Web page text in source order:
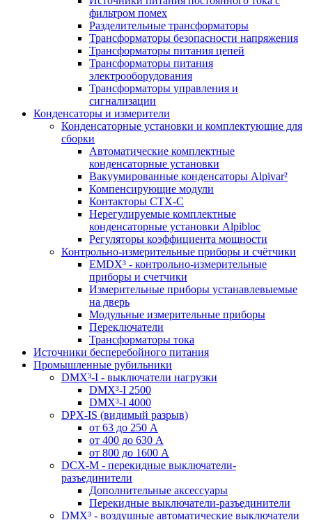
фильтром помех
Разделительные трансформаторы
Трансформаторы безопасности напряжения
Трансформаторы питания цепей
Трансформаторы питания
электрооборудования
Трансформаторы управления и
сигнализации
Конденсаторы и измерители
Конденсаторные установки и комплектующие для
сборки
Автоматические комплектные
конденсаторные установки
Вакуумированные конденсаторы Alpivar²
Компенсирующие модули
Контакторы CTX-C
Нерегулируемые комплектные
конденсаторные установки Alpibloc
Регуляторы коэффициента мощности
Контрольно-измерительные приборы и счётчики
EMDX³ - контрольно-измерительные
приборы и счетчики
Измерительные приборы устанавлевыемые
на дверь
Модульные измерительные приборы
Переключатели
Трансформаторы тока
Источники бесперебойного питания
Промышленные рубильники
DMX³-I - выключатели нагрузки
DMX³-I 2500
DMX³-I 4000
DPX-IS (видимый разрыв)
от 63 до 250 А
от 400 до 630 А
от 800 до 1600 А
DCX-M - перекидные выключатели-
разъединители
Дополнительные аксессуары
Перекидные выключатели-разъединители
DMX³ - воздушные автоматические выключатели